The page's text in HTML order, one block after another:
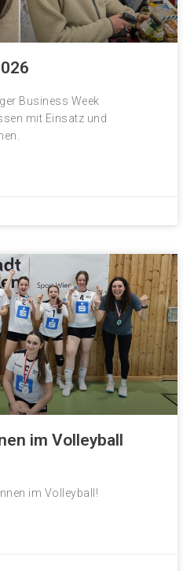
Business Week
mit Einsatz und
im Volleyball
im Volleyball!